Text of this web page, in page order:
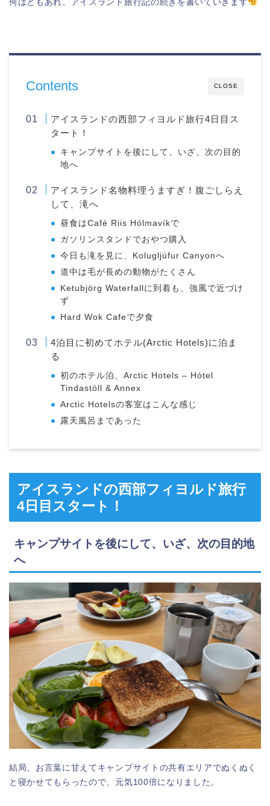
何はともあれ、アイスランド旅行記の続きを書いていきます
CLOSE
Contents
アイスランドの西部フィヨルド旅行4日目ス
タート！
キャンプサイトを後にして、いざ、次の目的
地へ
アイスランド名物料理うますぎ！腹ごしらえ
して、滝へ
昼食はCafé Riis Hólmavíkで
ガソリンスタンドでおやつ購入
今日も滝を見に、Kolugljúfur Canyonへ
道中は毛が長めの動物がたくさん
Ketubjörg Waterfallに到着も、強風で近づけ
ず
Hard Wok Cafeで夕食
4泊目に初めてホテル(Arctic Hotels)に泊ま
る
初のホテル泊、Arctic Hotels – Hótel
Tindastóll & Annex
Arctic Hotelsの客室はこんな感じ
露天風呂まであった
アイスランドの西部フィヨルド旅行
4日目スタート！
キャンプサイトを後にして、いざ、次の目的地
へ
結局、お言葉に甘えてキャンプサイトの共有エリアでぬくぬく
と寝かせてもらったので、元気100倍になりました。